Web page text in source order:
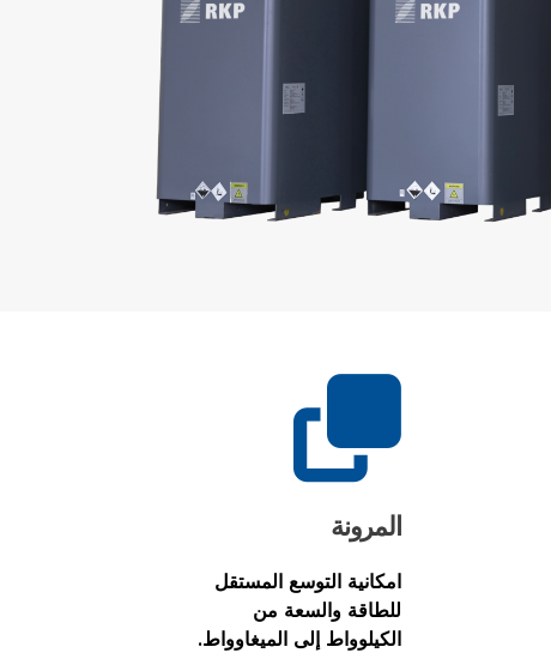
المرونة
امكانية التوسع المستقل
للطاقة والسعة من
الكيلوواط إلى الميغاوواط.